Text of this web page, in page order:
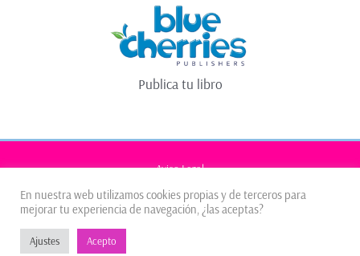
Publica tu libro
Aviso Legal
Política de Privacidad
Política de Cookies
Copyright © 2026 |
En nuestra web utilizamos cookies propias y de terceros para
mejorar tu experiencia de navegación, ¿las aceptas?
Ajustes Acepto